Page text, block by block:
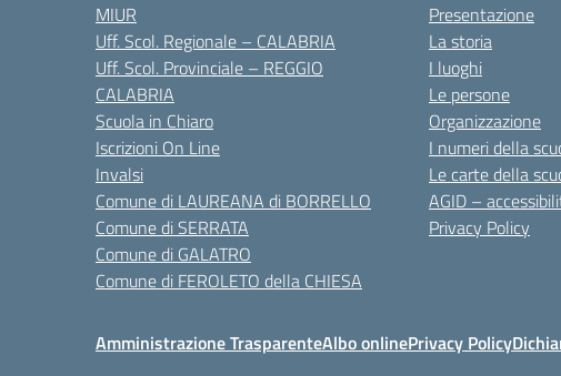
MIUR
Uff. Scol. Regionale – CALABRIA
Uff. Scol. Provinciale – REGGIO
CALABRIA
Scuola in Chiaro
Iscrizioni On Line
Invalsi
Comune di LAUREANA di BORRELLO
Comune di SERRATA
Comune di GALATRO
Comune di FEROLETO della CHIESA
Presentazione
La storia
I luoghi
Le persone
Organizzazione
I numeri della
Le carte della
AGID –
Privacy Policy
Amministrazione TrasparenteAlbo onlinePrivacy Policy